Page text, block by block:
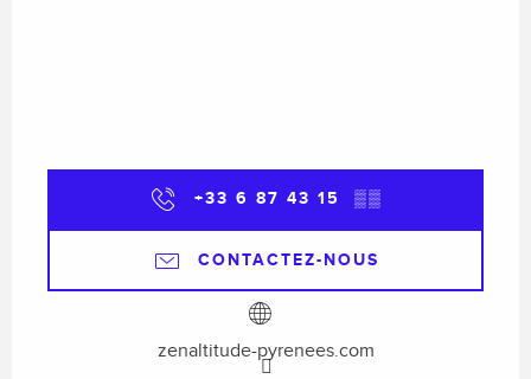
+33 6 87 43 15 ▒▒
CONTACTEZ-NOUS
zenaltitude-pyrenees.com